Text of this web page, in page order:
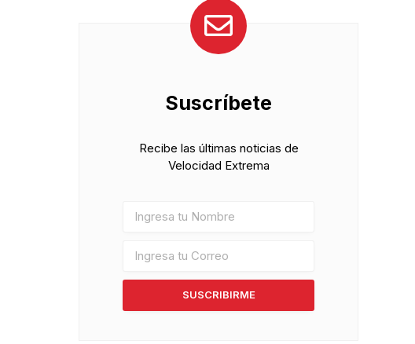
Suscríbete
Recibe las últimas noticias de
Velocidad Extrema
SUSCRIBIRME